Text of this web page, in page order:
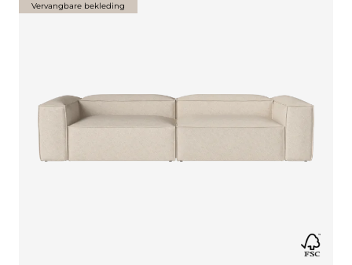
Vervangbare bekleding